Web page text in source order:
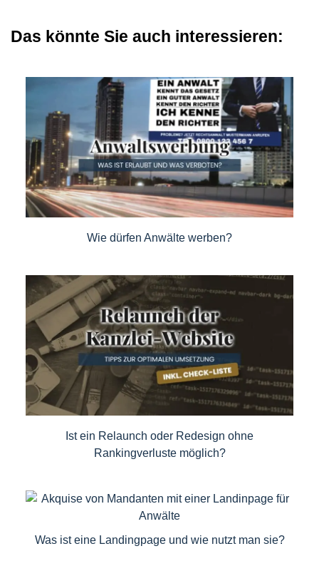
Das könnte Sie auch interessieren:
Wie dürfen Anwälte werben?
Ist ein Relaunch oder Redesign ohne
Rankingverluste möglich?
Was ist eine Landingpage und wie nutzt man sie?